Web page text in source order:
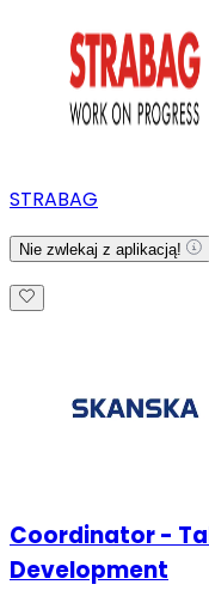
STRABAG
Nie zwlekaj z aplikacją!
Coordinator -
Development